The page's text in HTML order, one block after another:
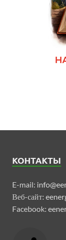
КОНТАКТЫ
E-mail:
Веб-сайт:
Facebook: